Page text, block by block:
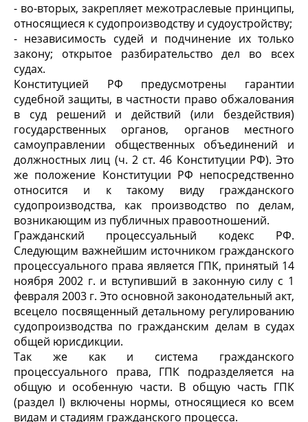
- во-вторых, закрепляет межотраслевые принципы,
относящиеся к судопроизводству и судоустройству;
- независимость судей и подчинение их только
закону; открытое разбирательство дел во всех
судах.
Конституцией РФ предусмотрены гарантии
судебной защиты, в частности право обжалования
в суд решений и действий (или бездействия)
государственных органов, органов местного
самоуправлении общественных объединений и
должностных лиц (ч. 2 ст. 46 Конституции РФ). Это
же положение Конституции РФ непосредственно
относится и к такому виду гражданского
судопроизводства, как производство по делам,
возникающим из публичных правоотношений.
Гражданский процессуальный кодекс РФ.
Следующим важнейшим источником гражданского
процессуального права является ГПК, принятый 14
ноября 2002 г. и вступивший в законную силу с 1
февраля 2003 г. Это основной законодательный акт,
всецело посвященный детальному регулированию
судопроизводства по гражданским делам в судах
общей юрисдикции.
Так же как и система гражданского
процессуального права, ГПК подразделяется на
общую и особенную части. В общую часть ГПК
(раздел I) включены нормы, относящиеся ко всем
видам и стадиям гражданского процесса.